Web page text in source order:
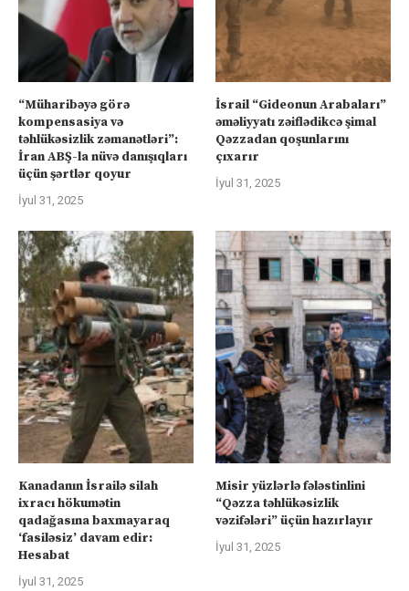
“Müharibəyə görə
kompensasiya və
təhlükəsizlik zəmanətləri”:
İran ABŞ-la nüvə danışıqları
üçün şərtlər qoyur
İyul 31, 2025
İsrail “Gideonun Arabaları”
əməliyyatı zəiflədikcə şimal
Qəzzadan qoşunlarını
çıxarır
İyul 31, 2025
Kanadanın İsrailə silah
ixracı hökumətin
qadağasına baxmayaraq
‘fasiləsiz’ davam edir:
Hesabat
İyul 31, 2025
Misir yüzlərlə fələstinlini
“Qəzza təhlükəsizlik
vəzifələri” üçün hazırlayır
İyul 31, 2025